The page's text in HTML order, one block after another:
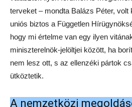
legutóbb az volt, hogy „Folytatjuk” –
venni, illetve bejátszani azt, amit
Attila, a második Orbán kormány
mindehhez hozzátette: már csak
Orbánnak részt vennie a majdani
mert gyakran változtatja a
Péter volt igazságügyminiszter